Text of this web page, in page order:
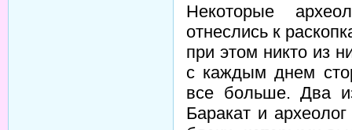
Некоторые
отнеслись к
при этом никто из
с каждым днем
все больше. Два
Баракат и